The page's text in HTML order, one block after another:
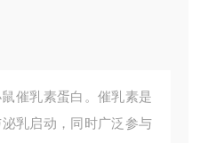
催乳素蛋白。催乳素是
乳启动，同时广泛参与